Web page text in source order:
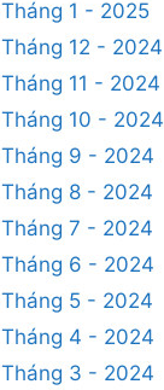
Tháng 1 - 2025
Tháng 12 - 2024
Tháng 11 - 2024
Tháng 10 - 2024
Tháng 9 - 2024
Tháng 8 - 2024
Tháng 7 - 2024
Tháng 6 - 2024
Tháng 5 - 2024
Tháng 4 - 2024
Tháng 3 - 2024